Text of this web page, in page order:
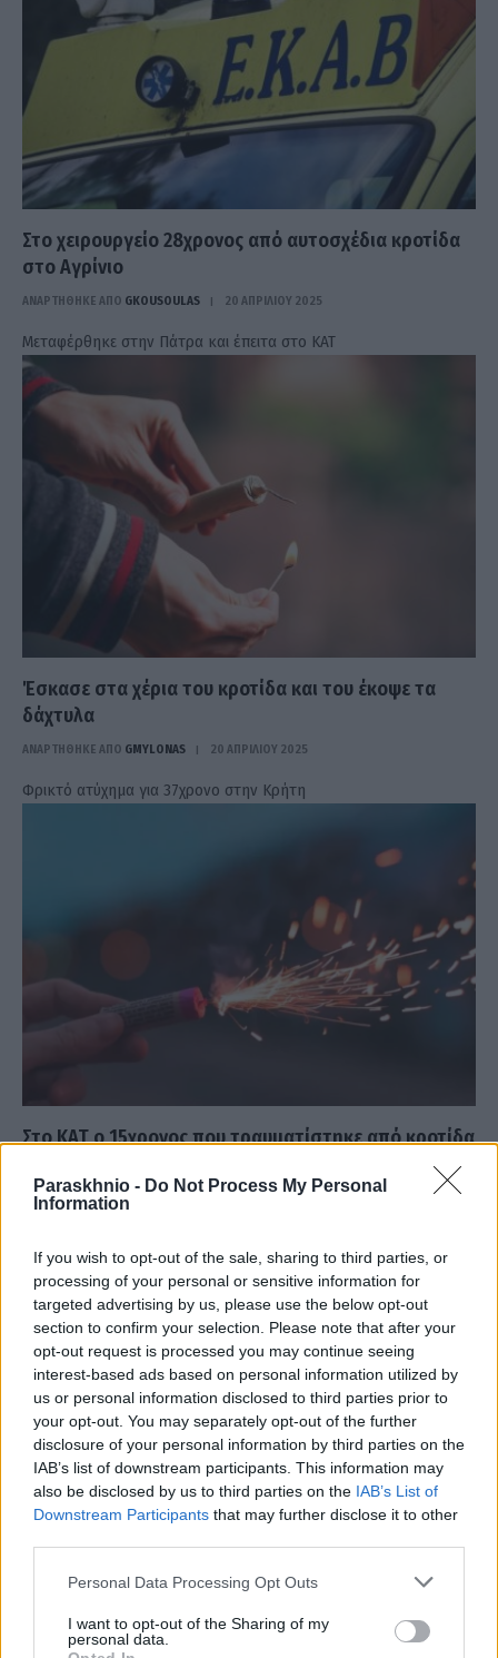
Paraskhnio - Do Not Process My Personal
Information
If you wish to opt-out of the sale, sharing to third parties, or
processing of your personal or sensitive information for
targeted advertising by us, please use the below opt-out
section to confirm your selection. Please note that after your
opt-out request is processed you may continue seeing
interest-based ads based on personal information utilized by
us or personal information disclosed to third parties prior to
your opt-out. You may separately opt-out of the further
disclosure of your personal information by third parties on the
IAB’s list of downstream participants. This information may
also be disclosed by us to third parties on the IAB’s List of
Downstream Participants that may further disclose it to other
Please note that this website/app uses one or more Google
not limited to your visit or usage behaviour. You may click to
grant or deny consent to Google and its third-party tags to
Personal Data Processing Opt Outs
I want to opt-out of the Sharing of my
personal data.
Στο χειρουργείο 28χρονος από αυτοσχέδια κροτίδα
στο Αγρίνιο
ΑΝΑΡΤΗΘΗΚΕ ΑΠΟ GKOUSOULAS 20 ΑΠΡΙΛΊΟΥ 2025
Μεταφέρθηκε στην Πάτρα και έπειτα στο ΚΑΤ
Έσκασε στα χέρια του κροτίδα και του έκοψε τα
δάχτυλα
ΑΝΑΡΤΗΘΗΚΕ ΑΠΟ GMYLONAS 20 ΑΠΡΙΛΊΟΥ 2025
Φρικτό ατύχημα για 37χρονο στην Κρήτη
Στο ΚΑΤ ο 15χρονος που τραυματίστηκε από κροτίδα
ΑΝΑΡΤΗΘΗΚΕ ΑΠΟGMYLONAS 19 ΑΠΡΙΛΊΟΥ 2025
Ανήλικοι πέταξαν κροτίδες έξω από σχολείο στο
κέντρο της Αθήνας
ΑΝΑΡΤΗΘΗΚΕ ΑΠΟGMYLONAS